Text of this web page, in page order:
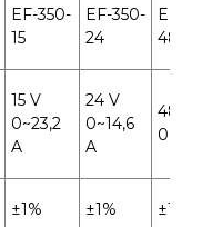
EF-350-
15
EF-350-
24
EF-
48
15 V
0~23,2
A
24 V
0~14,6
A
48 V
0~7,3
±1% ±1% ±1%